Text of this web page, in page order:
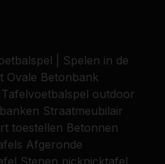
| Spelen in de
Ovale Betonbank
Tafelvoetbalspel outdoor
Straatmeubilair
toestellen Betonnen
Afgeronde
Stenen picknicktafel